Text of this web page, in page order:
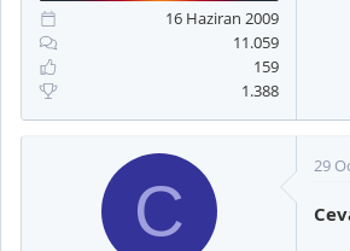
16 Haziran 2009
11.059
159
1.388
C
29